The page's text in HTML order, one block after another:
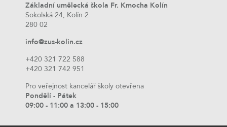
Základní umělecká škola Fr. Kmocha Kolín
Sokolská 24, Kolín 2
280 02
info@zus-kolin.cz
+420 321 722 588
+420 321 742 951
Pro veřejnost kancelář školy otevřena
Pondělí - Pátek
09:00 - 11:00 a 13:00 - 15:00